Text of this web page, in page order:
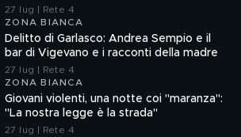
27 lug | Rete 4
ZONA BIANCA
Delitto di Garlasco: Andrea Sempio e il
bar di Vigevano e i racconti della madre
27 lug | Rete 4
ZONA BIANCA
Giovani violenti, una notte coi "maranza":
"La nostra legge è la strada"
27 lug | Rete 4